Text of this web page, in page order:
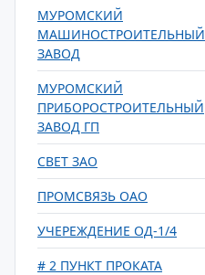
МУРОМСКИЙ
МАШИНОСТРОИТЕЛЬНЫЙ
ЗАВОД
МУРОМСКИЙ
ПРИБОРОСТРОИТЕЛЬНЫЙ
ЗАВОД ГП
СВЕТ ЗАО
ПРОМСВЯЗЬ ОАО
УЧЕРЕЖДЕНИЕ ОД-1/4
# 2 ПУНКТ ПРОКАТА